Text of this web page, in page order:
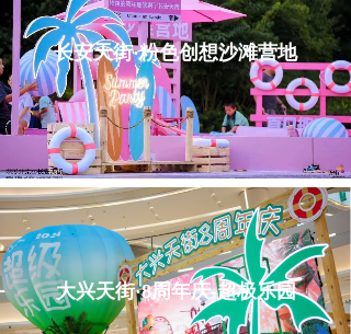
长安天街·粉色创想沙滩营地
大兴天街·8周年庆-超极乐园